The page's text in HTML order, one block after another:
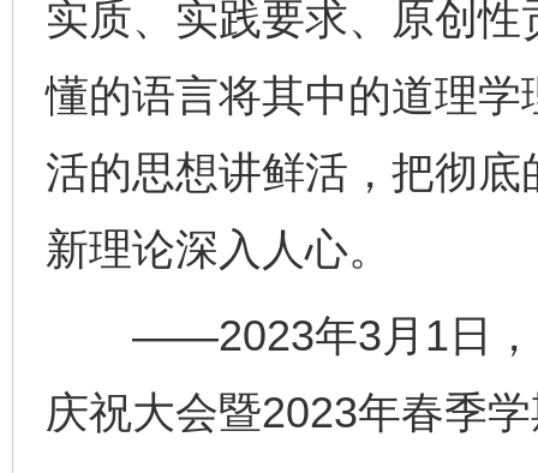
实质、实践要求、原创
懂的语言将其中的道理
活的思想讲鲜活，把彻
新理论深入人心。
——2023年3月1日，
庆祝大会暨2023年春季